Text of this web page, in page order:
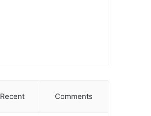
Recent Comments